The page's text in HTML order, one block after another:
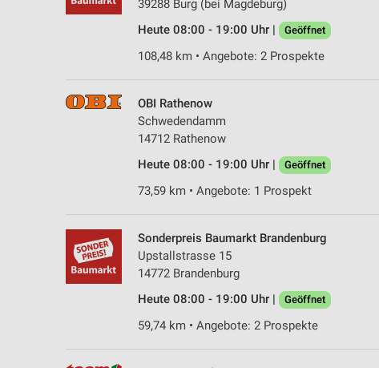
39288 Burg (bei Magdeburg)
Heute 08:00 - 19:00 Uhr |
Geöffnet
108,48 km • Angebote: 2 Prospekte
OBI Rathenow
Schwedendamm
14712 Rathenow
Heute 08:00 - 19:00 Uhr |
Geöffnet
73,59 km • Angebote: 1 Prospekt
Sonderpreis Baumarkt Brandenburg
Upstallstrasse 15
14772 Brandenburg
Heute 08:00 - 19:00 Uhr |
Geöffnet
59,74 km • Angebote: 2 Prospekte
Werbung